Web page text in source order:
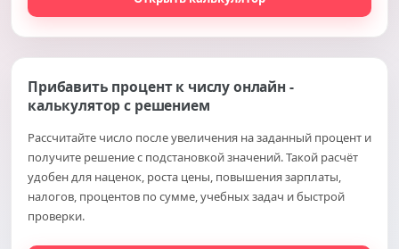
Прибавить процент к числу онлайн -
калькулятор с решением
Рассчитайте число после увеличения на заданный процент и
получите решение с подстановкой значений. Такой расчёт
удобен для наценок, роста цены, повышения зарплаты,
налогов, процентов по сумме, учебных задач и быстрой
проверки.